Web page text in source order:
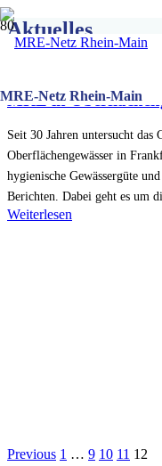
MRE-Netz Rhein-Main
Aktuelles
MRE in
Seit 30 Jahren untersucht das
Oberflächengewässer in
hygienische Gewässergüte
Berichten. Dabei geht es um
Weiterlesen
Previous 1 … 9 10 11 12